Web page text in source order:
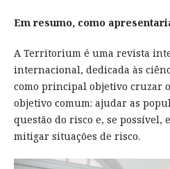
Em resumo, como
A Territorium é uma revista
internacional, dedicada às
como principal objetivo cruzar
objetivo comum: ajudar as
questão do risco e, se possível,
mitigar situações de risco.